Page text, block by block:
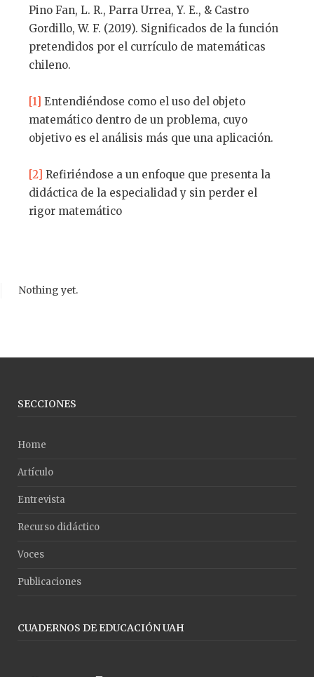
Pino Fan, L. R., Parra Urrea, Y. E., & Castro
Gordillo, W. F. (2019). Significados de la función
pretendidos por el currículo de matemáticas
chileno.
[1] Entendiéndose como el uso del objeto
matemático dentro de un problema, cuyo
objetivo es el análisis más que una aplicación.
[2] Refiriéndose a un enfoque que presenta la
didáctica de la especialidad y sin perder el
rigor matemático
Nothing yet.
SECCIONES
Home
Artículo
Entrevista
Recurso didáctico
Voces
Publicaciones
CUADERNOS DE EDUCACIÓN UAH